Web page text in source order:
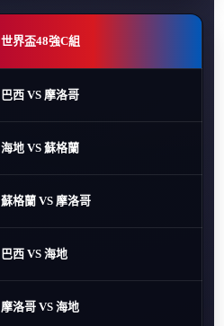
世界盃48強C組
巴西 VS 摩洛哥
海地 VS 蘇格蘭
蘇格蘭 VS 摩洛哥
巴西 VS 海地
摩洛哥 VS 海地